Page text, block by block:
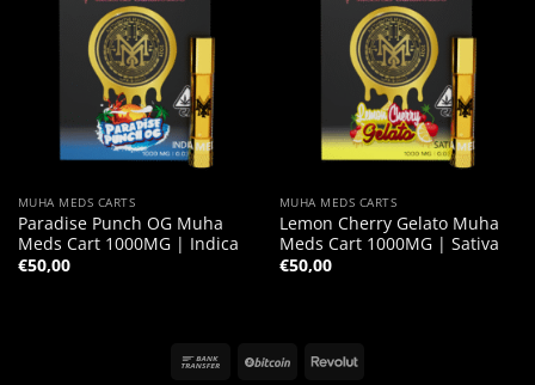
MUHA MEDS CARTS
Paradise Punch OG Muha
Meds Cart 1000MG | Indica
€50,00
MUHA MEDS CARTS
Lemon Cherry Gelato Muha
Meds Cart 1000MG | Sativa
€50,00